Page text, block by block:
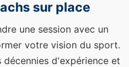
sur place
une session avec un
votre vision du sport.
d'expérience et